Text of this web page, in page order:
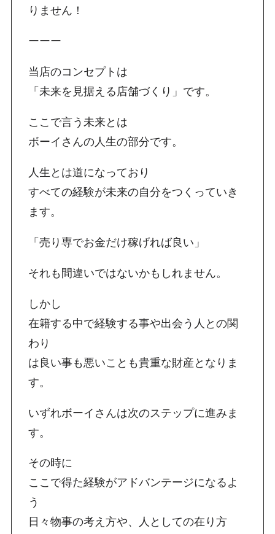
りません！
ーーー
当店のコンセプトは
「未来を見据える店舗づくり」です。
ここで言う未来とは
ボーイさんの人生の部分です。
人生とは道になっており
すべての経験が未来の自分をつくっていき
ます。
「売り専でお金だけ稼げれば良い」
それも間違いではないかもしれません。
しかし
在籍する中で経験する事や出会う人との関
わり
は良い事も悪いことも貴重な財産となりま
す。
いずれボーイさんは次のステップに進みま
す。
その時に
ここで得た経験がアドバンテージになるよ
う
日々物事の考え方や、人としての在り方